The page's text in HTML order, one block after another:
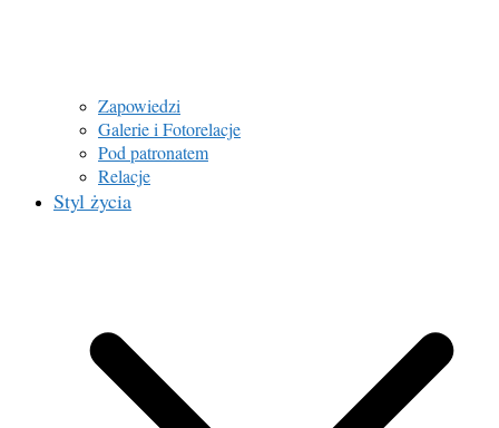
Zapowiedzi
Galerie i Fotorelacje
Pod patronatem
Relacje
Styl życia